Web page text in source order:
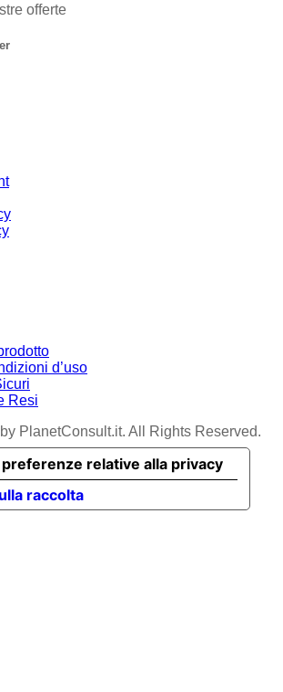
offerte
d’uso
Resi
PlanetConsult.it. All Rights Reserved.
raccolta
relative alla privacy